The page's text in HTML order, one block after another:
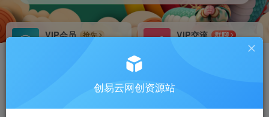
VIP会员
抢先
VIP交流
群聊
研究探讨更多创业项目路子。
会员专属推广链接创易云网创资源站